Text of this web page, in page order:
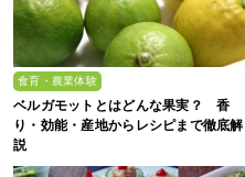
食育・農業体験
ベルガモットとはどんな果実？ 香
り・効能・産地からレシピまで徹底解
説